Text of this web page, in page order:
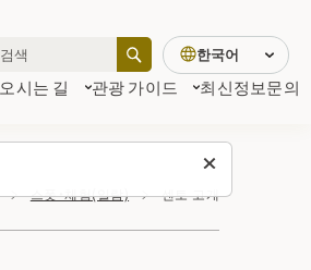
오시는 길 관광 가이드 최신정보문의
한국어
스폿・체험(일람) 센토 고개